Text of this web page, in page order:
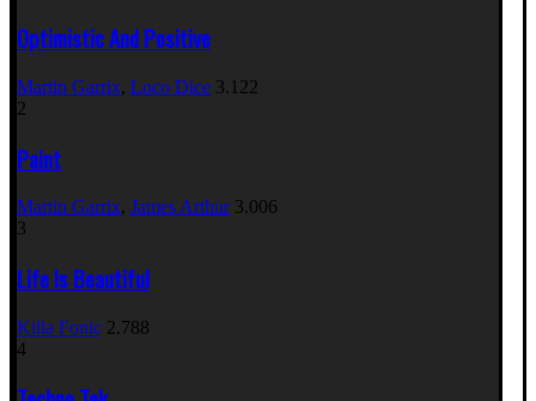
Optimistic And Positive
Martin Garrix, Loco Dice 3.122
2
Paint
Martin Garrix, James Arthur 3.006
3
Life Is Beautiful
Killa Fonic 2.788
4